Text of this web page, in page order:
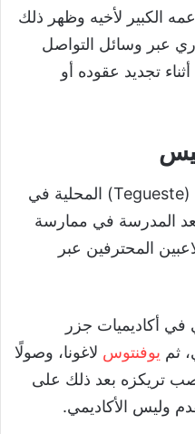
الكبير لأخيه وظهر ذلك
عبر وسائل التواصل
تجديد عقوده أو
التحق بيدري بمدرسة تيغيستي (Tegueste) المحلية في
المدرسة في ممارسة
المحترفين عبر
في أكاديميات جزر
ثم يوفنتوس لاغونا، وصولًا
تريكزه بعد ذلك على
وليس الأكاديمي.